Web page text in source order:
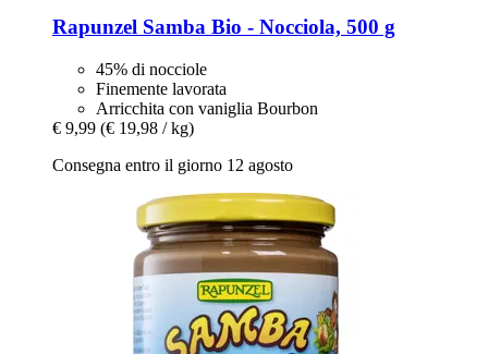
Rapunzel Samba Bio -​ Nocciola, 500 g
45% di nocciole
Finemente lavorata
Arricchita con vaniglia Bourbon
€ 9,99 (€ 19,98 / kg)
Consegna entro il giorno 12 agosto